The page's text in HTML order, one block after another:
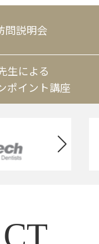
問説明会
生による
ポイント講座